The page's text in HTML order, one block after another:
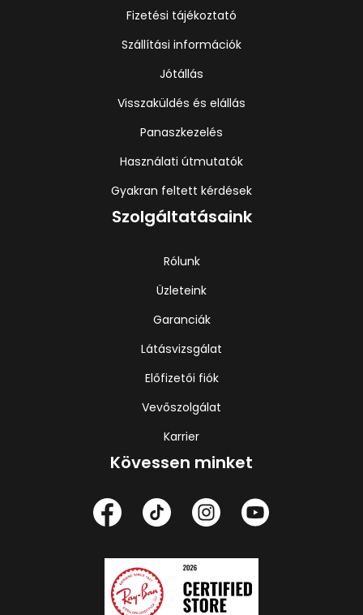
Fizetési tájékoztató
Szállítási információk
Jótállás
Visszaküldés és elállás
Panaszkezelés
Használati útmutatók
Gyakran feltett kérdések
Szolgáltatásaink
Rólunk
Üzleteink
Garanciák
Látásvizsgálat
Előfizetői fiók
Vevőszolgálat
Karrier
Kövessen minket